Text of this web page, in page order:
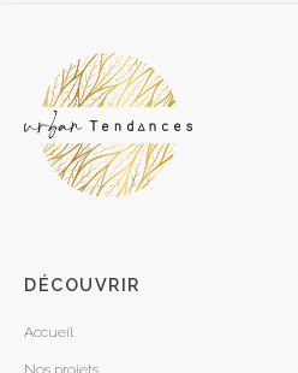
DÉCOUVRIR
Accueil
Nos projets